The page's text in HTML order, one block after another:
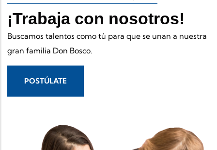
¡Trabaja con nosotros!
Buscamos talentos como tú para que se unan a nuestra
gran familia Don Bosco.
POSTÚLATE